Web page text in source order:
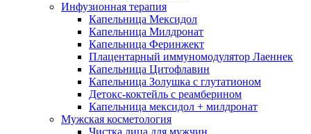
Инфузионная терапия
Капельница Мексидол
Капельница Милдронат
Капельница Феринжект
Плацентарный иммуномодулятор Лаеннек
Капельница Цитофлавин
Капельница Золушка с глутатионом
Детокс-коктейль с реамберином
Капельница мексидол + милдронат
Мужская косметология
Чистка лица для мужчин